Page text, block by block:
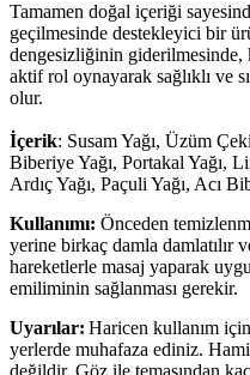
Tamamen doğal içeriği
geçilmesinde destekleyici bir
dengesizliğinin giderilmesinde,
aktif rol oynayarak sağlıklı ve
olur.
İçerik: Susam Yağı, Üzüm
Biberiye Yağı, Portakal Yağı,
Ardıç Yağı, Paçuli Yağı, Acı
Kullanımı: Önceden
yerine birkaç damla damlatılır
hareketlerle masaj yaparak
emiliminin sağlanması gerekir.
Uyarılar: Haricen kullanım
yerlerde muhafaza ediniz.
değildir. Göz ile temasından